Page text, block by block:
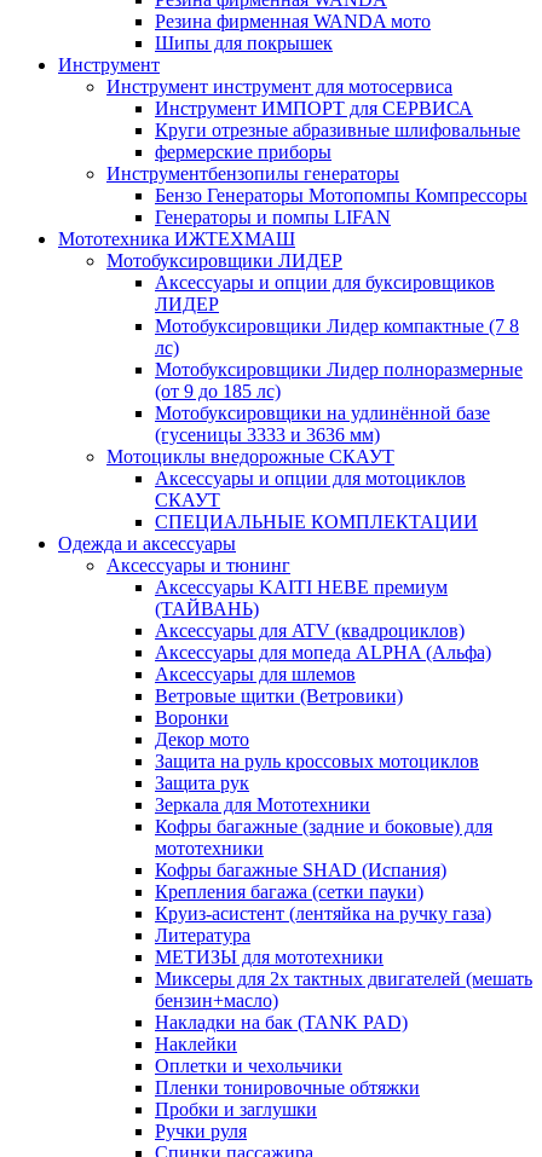
Резина фирменная WANDA мото
Шипы для покрышек
Инструмент
Инструмент инструмент для мотосервиса
Инструмент ИМПОРТ для СЕРВИСА
Круги отрезные абразивные шлифовальные
фермерские приборы
Инструментбензопилы генераторы
Бензо Генераторы Мотопомпы Компрессоры
Генераторы и помпы LIFAN
Мототехника ИЖТЕХМАШ
Мотобуксировщики ЛИДЕР
Аксессуары и опции для буксировщиков
ЛИДЕР
Мотобуксировщики Лидер компактные (7 8
лс)
Мотобуксировщики Лидер полноразмерные
(от 9 до 185 лс)
Мотобуксировщики на удлинённой базе
(гусеницы 3333 и 3636 мм)
Мотоциклы внедорожные СКАУТ
Аксессуары и опции для мотоциклов
СКАУТ
СПЕЦИАЛЬНЫЕ КОМПЛЕКТАЦИИ
Одежда и аксессуары
Аксессуары и тюнинг
Аксессуары KAITI HEBE премиум
(ТАЙВАНЬ)
Аксессуары для ATV (квадроциклов)
Аксессуары для мопеда ALPHA (Альфа)
Аксессуары для шлемов
Ветровые щитки (Ветровики)
Воронки
Декор мото
Защита на руль кроссовых мотоциклов
Защита рук
Зеркала для Мототехники
Кофры багажные (задние и боковые) для
мототехники
Кофры багажные SHAD (Испания)
Крепления багажа (сетки пауки)
Круиз-асистент (лентяйка на ручку газа)
Литература
МЕТИЗЫ для мототехники
Миксеры для 2х тактных двигателей (мешать
бензин+масло)
Накладки на бак (TANK PAD)
Наклейки
Оплетки и чехольчики
Пленки тонировочные обтяжки
Пробки и заглушки
Ручки руля
Спинки пассажира